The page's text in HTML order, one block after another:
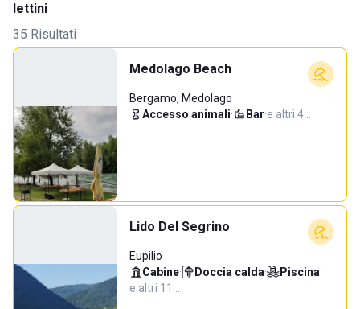
lettini
35 Risultati
Medolago Beach
Bergamo, Medolago
Accesso animali· Bar·e altri 4…
Lido Del Segrino
Eupilio
Cabine· Doccia calda· Piscina·
e altri 11…